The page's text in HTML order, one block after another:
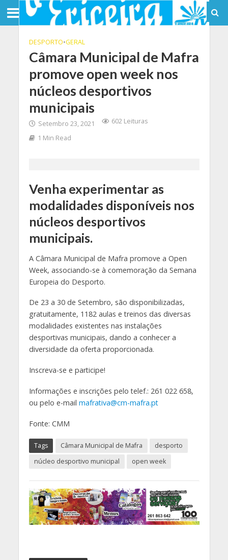
DESPORTO•GERAL
Câmara Municipal de Mafra
promove open week nos
núcleos desportivos
municipais
Setembro 23, 2021
602 Leituras
1 Min Read
Venha experimentar as
modalidades disponíveis nos
núcleos desportivos
municipais.
A Câmara Municipal de Mafra promove a Open
Week, associando-se à comemoração da Semana
Europeia do Desporto.
De 23 a 30 de Setembro, são disponibilizadas,
gratuitamente, 1182 aulas e treinos das diversas
modalidades existentes nas instalações
desportivas municipais, dando a conhecer a
diversidade da oferta proporcionada.
Inscreva-se e participe!
Informações e inscrições pelo telef.: 261 022 658,
ou pelo e-mail mafrativa@cm-mafra.pt
Fonte: CMM
Tags Câmara Municipal de Mafra
desporto
núcleo desportivo municipal
open week